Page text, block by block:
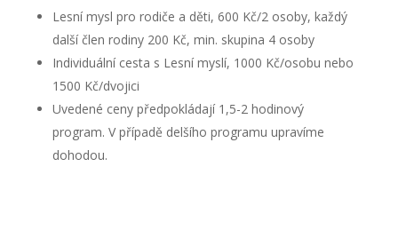
Lesní mysl pro rodiče a děti, 600 Kč/2 osoby, každý
další člen rodiny 200 Kč, min. skupina 4 osoby
Individuální cesta s Lesní myslí, 1000 Kč/osobu nebo
1500 Kč/dvojici
Uvedené ceny předpokládají 1,5-2 hodinový
program. V případě delšího programu upravíme
dohodou.